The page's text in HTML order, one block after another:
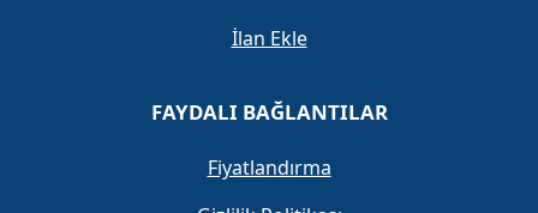
İlan Ekle
FAYDALI BAĞLANTILAR
Fiyatlandırma